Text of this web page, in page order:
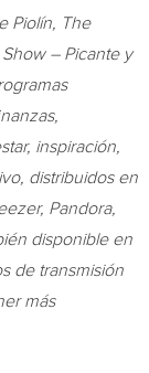
Piolín, The
– Picante y
inspiración,
distribuidos en
Pandora,
disponible en
de transmisión
más